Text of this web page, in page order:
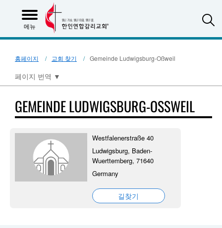
메뉴
홈페이지 교회 찾기 Gemeinde Ludwigsburg-Oßweil
페이지 번역 ▼
GEMEINDE LUDWIGSBURG-OSSWEIL
Westfalenerstraße 40
Ludwigsburg, Baden-
Wuerttemberg, 71640
Germany
길찾기